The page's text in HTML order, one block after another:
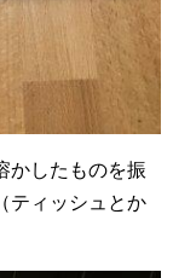
かしたものを振
ティッシュとか